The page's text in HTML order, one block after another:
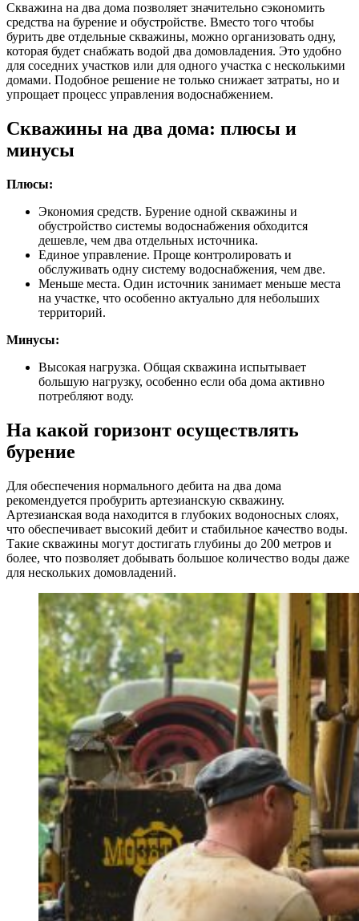
Скважина на два дома позволяет значительно сэкономить
средства на бурение и обустройстве. Вместо того чтобы
бурить две отдельные скважины, можно организовать одну,
которая будет снабжать водой два домовладения. Это удобно
для соседних участков или для одного участка с несколькими
домами. Подобное решение не только снижает затраты, но и
упрощает процесс управления водоснабжением.
Скважины на два дома: плюсы и
минусы
Плюсы:
Экономия средств. Бурение одной скважины и
обустройство системы водоснабжения обходится
дешевле, чем два отдельных источника.
Единое управление. Проще контролировать и
обслуживать одну систему водоснабжения, чем две.
Меньше места. Один источник занимает меньше места
на участке, что особенно актуально для небольших
территорий.
Минусы:
Высокая нагрузка. Общая скважина испытывает
большую нагрузку, особенно если оба дома активно
потребляют воду.
На какой горизонт осуществлять
бурение
Для обеспечения нормального дебита на два дома
рекомендуется пробурить артезианскую скважину.
Артезианская вода находится в глубоких водоносных слоях,
что обеспечивает высокий дебит и стабильное качество воды.
Такие скважины могут достигать глубины до 200 метров и
более, что позволяет добывать большое количество воды даже
для нескольких домовладений.